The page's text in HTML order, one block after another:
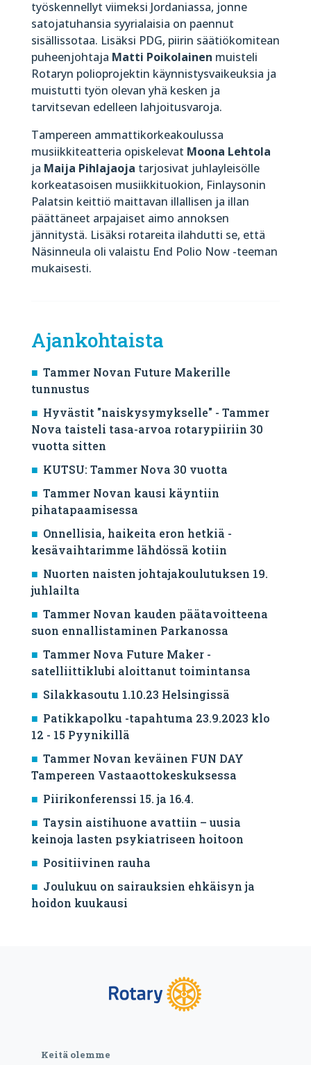
työskennellyt viimeksi Jordaniassa, jonne
satojatuhansia syyrialaisia on paennut
sisällissotaa. Lisäksi PDG, piirin säätiökomitean
puheenjohtaja Matti Poikolainen muisteli
Rotaryn polioprojektin käynnistysvaikeuksia ja
muistutti työn olevan yhä kesken ja
tarvitsevan edelleen lahjoitusvaroja.
Tampereen ammattikorkeakoulussa
musiikkiteatteria opiskelevat Moona Lehtola
ja Maija Pihlajaoja tarjosivat juhlayleisölle
korkeatasoisen musiikkituokion, Finlaysonin
Palatsin keittiö maittavan illallisen ja illan
päättäneet arpajaiset aimo annoksen
jännitystä. Lisäksi rotareita ilahdutti se, että
Näsinneula oli valaistu End Polio Now -teeman
mukaisesti.
Ajankohtaista
Tammer Novan Future Makerille
tunnustus
Hyvästit "naiskysymykselle" - Tammer
Nova taisteli tasa-arvoa rotarypiiriin 30
vuotta sitten
KUTSU: Tammer Nova 30 vuotta
Tammer Novan kausi käyntiin
pihatapaamisessa
Onnellisia, haikeita eron hetkiä -
kesävaihtarimme lähdössä kotiin
Nuorten naisten johtajakoulutuksen 19.
juhlailta
Tammer Novan kauden päätavoitteena
suon ennallistaminen Parkanossa
Tammer Nova Future Maker -
satelliittiklubi aloittanut toimintansa
Silakkasoutu 1.10.23 Helsingissä
Patikkapolku -tapahtuma 23.9.2023 klo
12 - 15 Pyynikillä
Tammer Novan keväinen FUN DAY
Tampereen Vastaaottokeskuksessa
Piirikonferenssi 15. ja 16.4.
Taysin aistihuone avattiin – uusia
keinoja lasten psykiatriseen hoitoon
Positiivinen rauha
Joulukuu on sairauksien ehkäisyn ja
hoidon kuukausi
Keitä olemme